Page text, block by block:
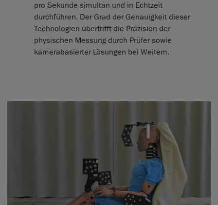
pro Sekunde simultan und in Echtzeit
durchführen. Der Grad der Genauigkeit dieser
Technologien übertrifft die Präzision der
physischen Messung durch Prüfer sowie
kamerabasierter Lösungen bei Weitem.